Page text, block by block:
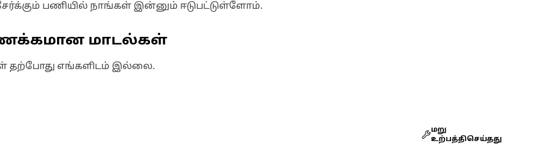
பணியில் நாங்கள் இன்னும் ஈடுபட்டுள்ளோம்.
மாடல்கள்
தற்போது எங்களிடம் இல்லை.
மறு
உற்பத்திசெய்தது